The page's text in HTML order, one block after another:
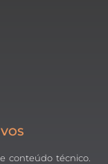
conteúdo técnico.